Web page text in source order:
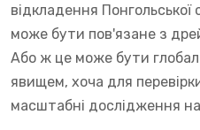
відкладення
може бути пов'язане з
Або ж це може бути
явищем, хоча для
масштабні дослідження